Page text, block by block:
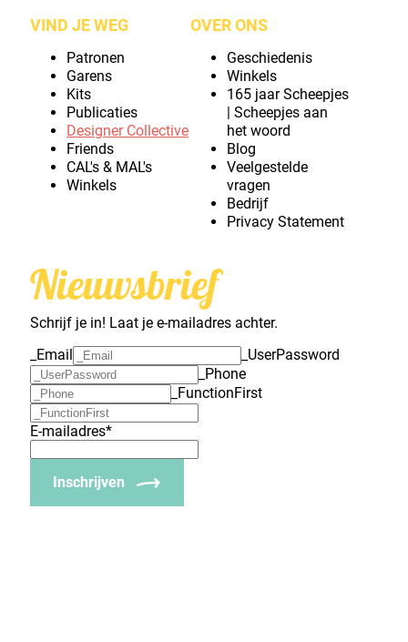
VIND JE WEG
Patronen
Garens
Kits
Publicaties
Designer Collective
Friends
CAL's & MAL's
Winkels
OVER ONS
Geschiedenis
Winkels
165 jaar Scheepjes
| Scheepjes aan
het woord
Blog
Veelgestelde
vragen
Bedrijf
Privacy Statement
Nieuwsbrief
Schrijf je in! Laat je e-mailadres achter.
_Email
_UserPassword
_Phone
_FunctionFirst
E-mailadres*
Inschrijven